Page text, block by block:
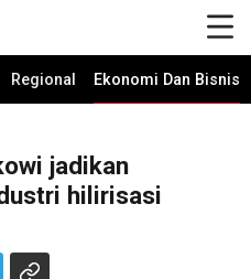
Regional Ekonomi Dan Bisnis
jadikan
hilirisasi